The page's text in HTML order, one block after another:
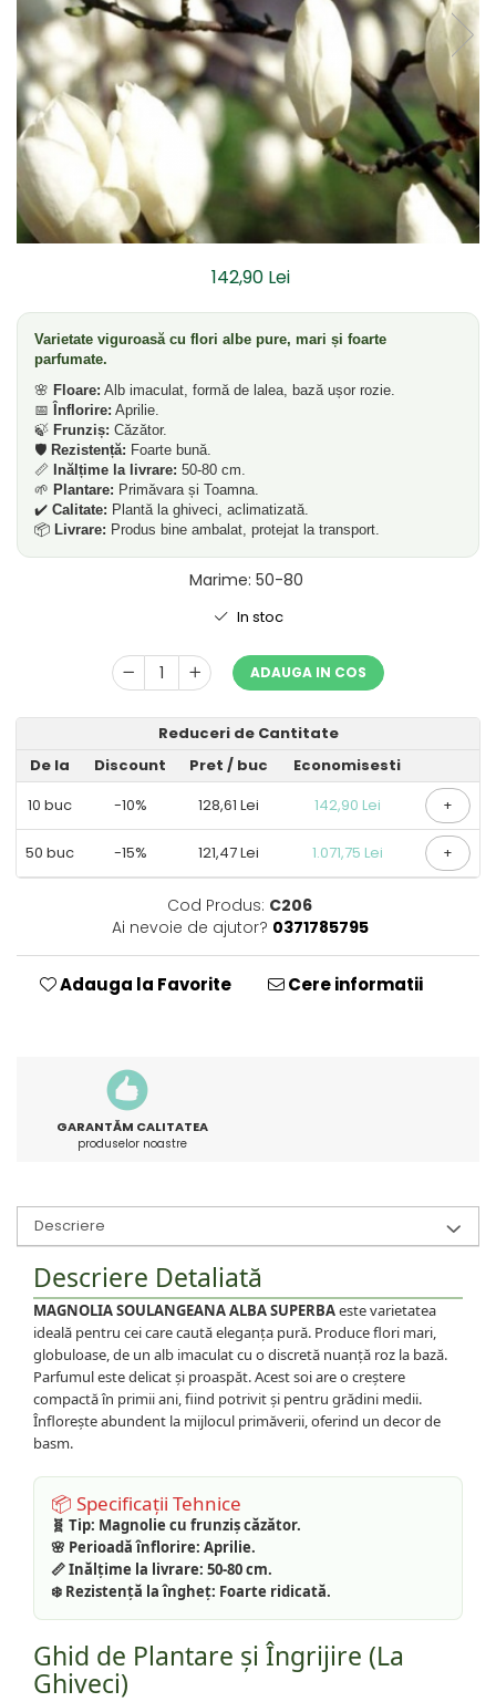
Dud
Corn
Smochin
Kaki
Mosmon
Prun
Kiwi
Migdal
142,90 Lei
Varietate viguroasă cu flori albe pure, mari și foarte
parfumate.
🌸 Floare: Alb imaculat, formă de lalea, bază ușor rozie.
📅
Înflorire: Aprilie.
🍃 Frunziș: Căzător.
🛡️ Rezistență: Foarte bună.
📏 Inălțime la livrare: 50-80 cm.
🌱 Plantare: Primăvara și Toamna.
✔️ Calitate: Plantă la ghiveci, aclimatizată.
📦 Livrare: Produs bine ambalat, protejat la transport.
Marime: 50-80
In stoc
ADAUGA IN COS
Reduceri de Cantitate
De la
Discount Pret / buc
Economisesti
10 buc -10% 128,61 Lei 142,90 Lei +
50 buc -15% 121,47 Lei 1.071,75 Lei +
Cod Produs: C206
Ai nevoie de ajutor? 0371785795
Adauga la Favorite Cere informatii
GARANTĂM CALITATEA
produselor noastre
Descriere
Descriere Detaliată
MAGNOLIA SOULANGEANA ALBA SUPERBAeste varietatea
ideală pentru cei care caută eleganța pură. Produce flori mari,
globuloase, de un alb imaculat cu o discretă nuanță roz la bază.
Parfumul este delicat și proaspăt. Acest soi are o creștere
compactă în primii ani, fiind potrivit și pentru grădini medii.
Înflorește abundent la mijlocul primăverii, oferind un decor de
basm.
📦 Specificații Tehnice
🧬 Tip: Magnolie cu frunziș căzător.
🌸 Perioadă înflorire: Aprilie.
📏 Inălțime la livrare: 50-80 cm.
❄️ Rezistență la îngheț: Foarte ridicată.
Ghid de Plantare și Îngrijire (La
Ghiveci)